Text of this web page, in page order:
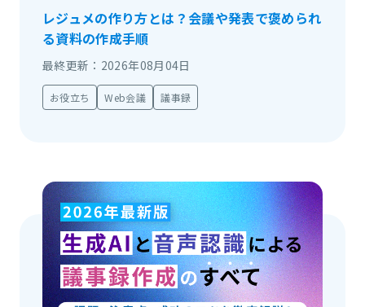
レジュメの作り方とは？会議や発表で褒められ
る資料の作成手順
最終更新：2026年08月04日
お役立ち Web会議 議事録